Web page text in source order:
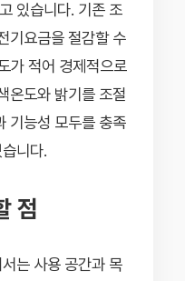
있습니다. 기존 조
기요금을 절감할 수
가 적어 경제적으로
온도와 밝기를 조절
기능성 모두를 충족
니다.
점
는 사용 공간과 목